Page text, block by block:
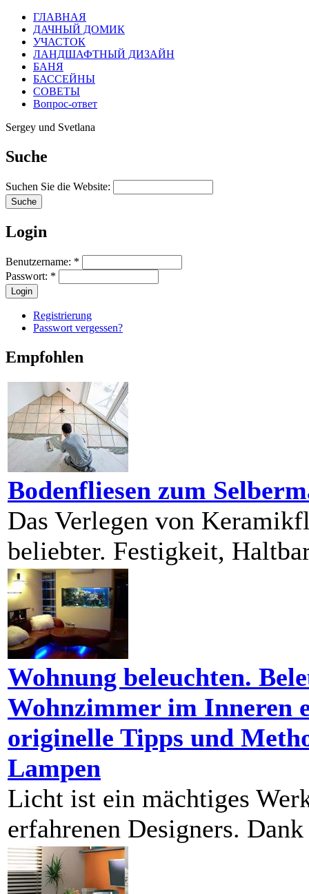
ГЛАВНАЯ
ДАЧНЫЙ ДОМИК
УЧАСТОК
ЛАНДШАФТНЫЙ ДИЗАЙН
БАНЯ
БАССЕЙНЫ
СОВЕТЫ
Вопрос-ответ
Sergey und Svetlana
Suche
Suchen Sie die Website:
Login
Benutzername: *
Passwort: *
Registrierung
Passwort vergessen?
Empfohlen
Bodenfliesen zum
Das Verlegen von
beliebter. Festigkeit,
Wohnung beleuchten.
Wohnzimmer im Inneren
originelle Tipps und
Lampen
Licht ist ein mächtiges
erfahrenen Designers.